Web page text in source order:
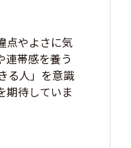
点やよさに気
連帯感を養う
る人」を意識
期待していま